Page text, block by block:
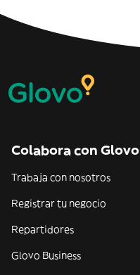
Colabora con Glovo
Trabaja con nosotros
Registrar tu negocio
Repartidores
Glovo Business